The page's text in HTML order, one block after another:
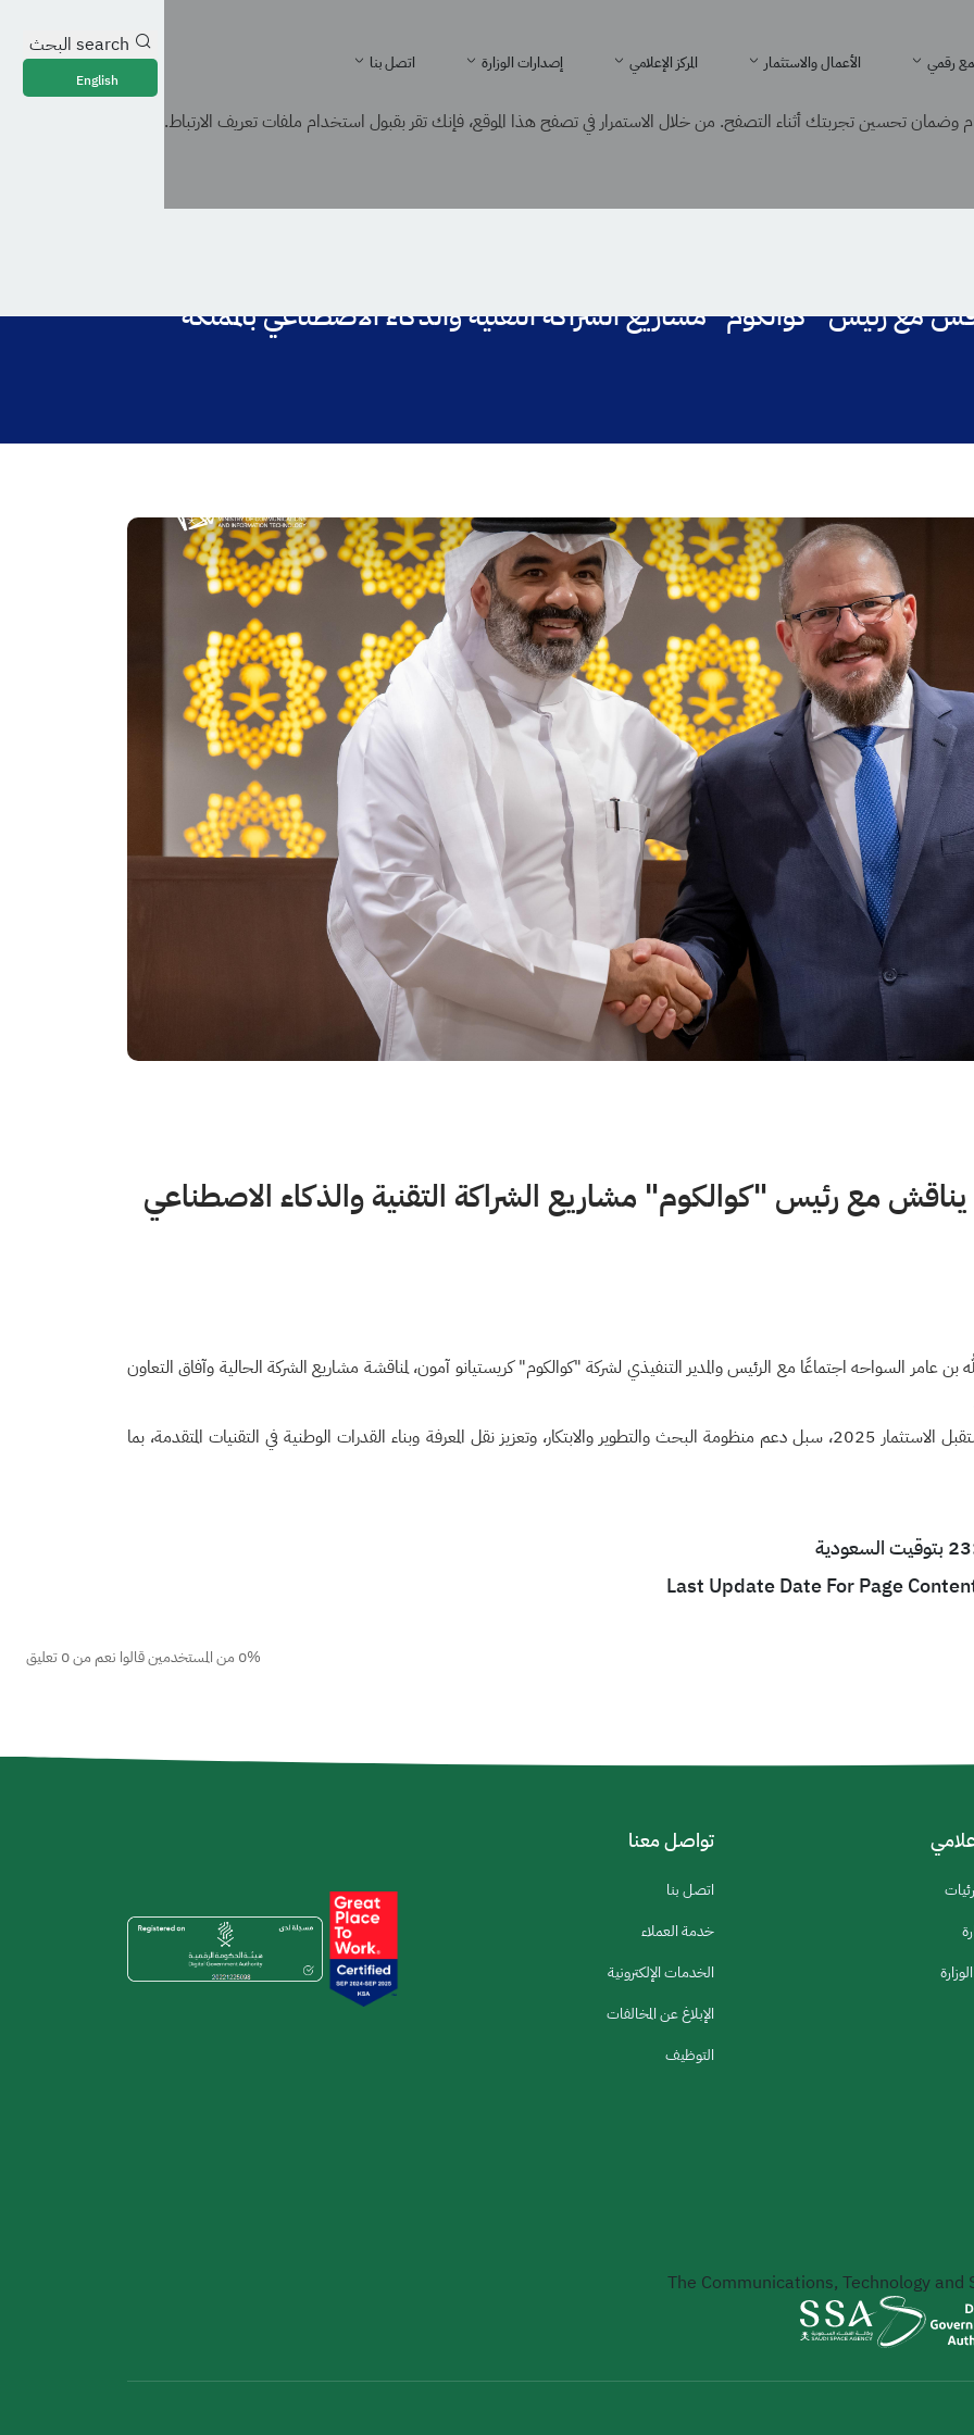
رقمي الأعمال والاستثمار المركز الإعلامي إصدارات الوزارة اتصل بنا
search البحث
English
مع رئيس "كوالكوم" مشاريع الشراكة التقنية والذكاء الاصطناعي بالمملكة
يناقش مع رئيس "كوالكوم" مشاريع الشراكة التقنية والذكاء الاصطناعي
بن عامر السواحه اجتماعًا مع الرئيس والمدير التنفيذي لشركة "كوالكوم" كريستيانو آمون، لمناقشة مشاريع الشركة الحالية وآفاق التعاون
وتناول الاجتماع الذي عقد على هامش مؤتمر مبادرة مستقبل الاستثمار 2025، سبل دعم منظومة البحث والتطوير والابتكار، وتعزيز نقل المعرفة وبناء القدرات الوطنية في التقنيات المتقدمة، بما
Last Update Date For Page
0% من المستخدمين قالوا نعم من 0 تعليق
تواصل معنا
اتصل بنا
خدمة العملاء
الخدمات الإلكترونية
الإبلاغ عن المخالفات
التوظيف
The Communications, Technology and
تحسين تجربتك أثناء التصفح. من خلال الاستمرار في تصفح هذا الموقع، فإنك تقر بقبول استخدام ملفات تعريف الارتباط.